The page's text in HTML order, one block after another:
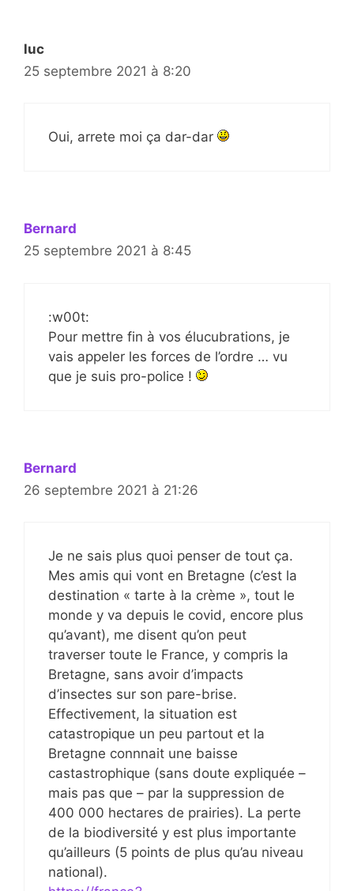
luc
25 septembre 2021 à 8:20
Oui, arrete moi ça dar-dar
Bernard
25 septembre 2021 à 8:45
:w00t:
Pour mettre fin à vos élucubrations, je
vais appeler les forces de l’ordre … vu
que je suis pro-police !
Bernard
26 septembre 2021 à 21:26
Je ne sais plus quoi penser de tout ça.
Mes amis qui vont en Bretagne (c’est la
destination « tarte à la crème », tout le
monde y va depuis le covid, encore plus
qu’avant), me disent qu’on peut
traverser toute le France, y compris la
Bretagne, sans avoir d’impacts
d’insectes sur son pare-brise.
Effectivement, la situation est
catastropique un peu partout et la
Bretagne connnait une baisse
castastrophique (sans doute expliquée –
mais pas que – par la suppression de
400 000 hectares de prairies). La perte
de la biodiversité y est plus importante
qu’ailleurs (5 points de plus qu’au niveau
national).